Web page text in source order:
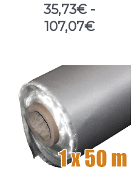
35,73€ -
107,07€